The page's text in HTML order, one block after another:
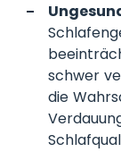
schwer
die